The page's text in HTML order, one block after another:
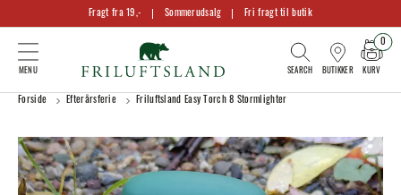
Fragt fra 19,- Sommerudsalg Fri fragt til butik
BUTIKKER KURV
0
Forside Efterårsferie Friluftsland Easy Torch 8 Stormlighter